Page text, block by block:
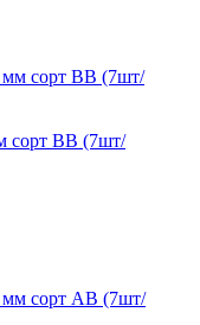
сорт ВВ (7шт/